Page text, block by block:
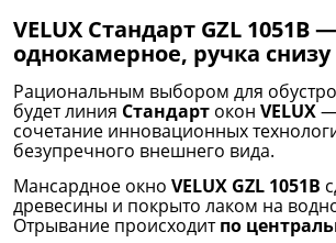
VELUX Стандарт GZL 1051B —
однокамерное, ручка снизу
Рациональным выбором для
будет линия Стандарт окон VELUX—
сочетание инновационных
безупречного внешнего вида.
Мансардное окно VELUX GZL 1051B
древесины и покрыто лаком на
Отрывание происходитпо